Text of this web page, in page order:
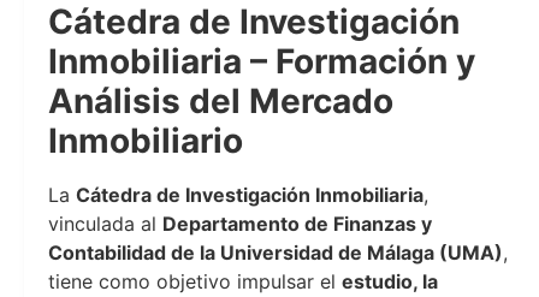
Cátedra de Investigación
Inmobiliaria – Formación y
Análisis del Mercado
Inmobiliario
La Cátedra de Investigación Inmobiliaria,
vinculada al Departamento de Finanzas y
Contabilidad de la Universidad de Málaga (UMA),
tiene como objetivo impulsar el estudio, la